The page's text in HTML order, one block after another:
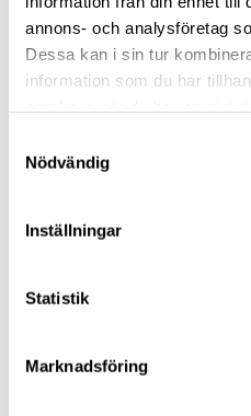
annons- och analysföretag
Dessa kan i sin tur
information som du har
Nödvändig
Inställningar
Statistik
Marknadsföring
OUR MOST
Forklift
Container handling
Focus on